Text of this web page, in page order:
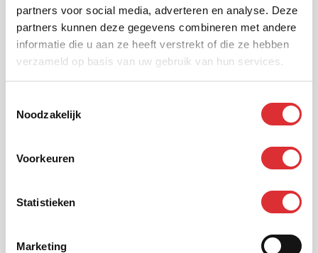
partners voor social media, adverteren en analyse. Deze
partners kunnen deze gegevens combineren met andere
informatie die u aan ze heeft verstrekt of die ze hebben
verzameld op basis van uw gebruik van hun services.
Noodzakelijk
Voorkeuren
Statistieken
Marketing
Voornaam
E-mail